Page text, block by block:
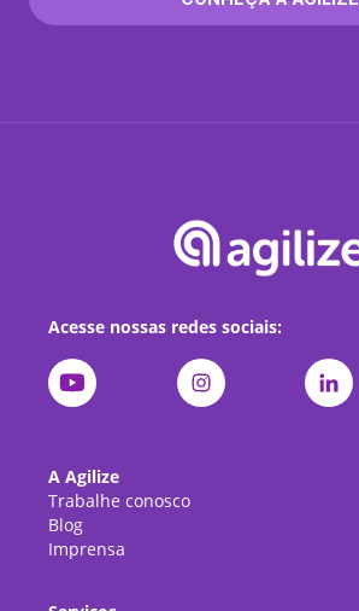
Acesse nossas redes sociais:
A Agilize
Trabalhe conosco
Blog
Imprensa